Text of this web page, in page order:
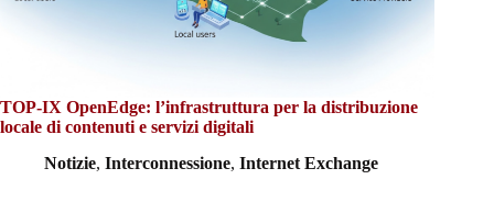
TOP-IX OpenEdge: l’infrastruttura per la distribuzione
locale di contenuti e servizi digitali
Notizie, Interconnessione, Internet Exchange